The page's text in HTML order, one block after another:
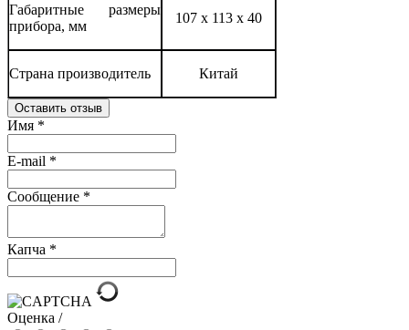
Габаритные размеры
прибора, мм
107 x 113 x 40
Страна производитель Китай
Оставить отзыв
Имя *
E-mail *
Сообщение *
Капча *
Оценка /